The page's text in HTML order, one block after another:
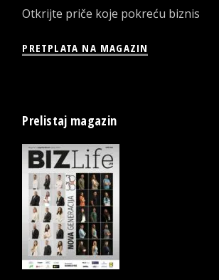
Otkrijte priče koje pokreću biznis
PRETPLATA NA MAGAZIN
Prelistaj magazin